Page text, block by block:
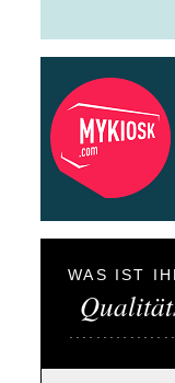
WAS IST